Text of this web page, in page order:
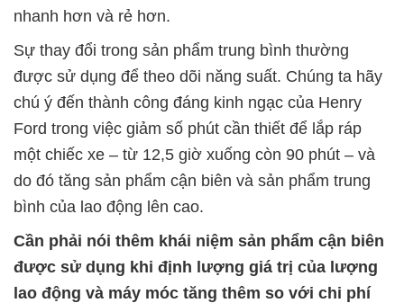
nhanh hơn và rẻ hơn.
Sự thay đổi trong sản phẩm trung bình thường
được sử dụng để theo dõi năng suất. Chúng ta hãy
chú ý đến thành công đáng kinh ngạc của Henry
Ford trong việc giảm số phút cần thiết để lắp ráp
một chiếc xe – từ 12,5 giờ xuống còn 90 phút – và
do đó tăng sản phẩm cận biên và sản phẩm trung
bình của lao động lên cao.
Cần phải nói thêm khái niệm sản phẩm cận biên
được sử dụng khi định lượng giá trị của lượng
lao động và máy móc tăng thêm so với chi phí